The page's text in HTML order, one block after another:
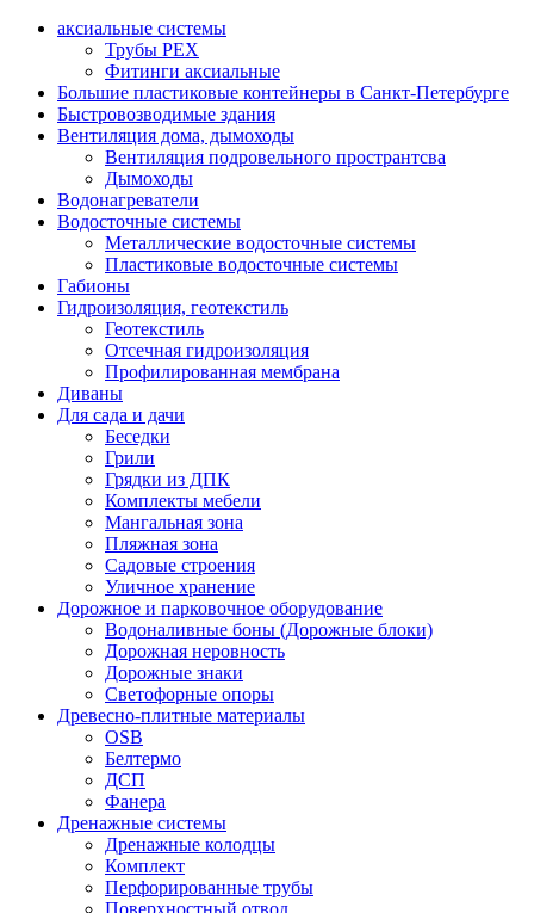
аксиальные системы
Трубы PEX
Фитинги аксиальные
Большие пластиковые контейнеры в Санкт-Петербурге
Быстровозводимые здания
Вентиляция дома, дымоходы
Вентиляция подровельного пространтсва
Дымоходы
Водонагреватели
Водосточные системы
Металлические водосточные системы
Пластиковые водосточные системы
Габионы
Гидроизоляция, геотекстиль
Геотекстиль
Отсечная гидроизоляция
Профилированная мембрана
Диваны
Для сада и дачи
Беседки
Грили
Грядки из ДПК
Комплекты мебели
Мангальная зона
Пляжная зона
Садовые строения
Уличное хранение
Дорожное и парковочное оборудование
Водоналивные боны (Дорожные блоки)
Дорожная неровность
Дорожные знаки
Светофорные опоры
Древесно-плитные материалы
OSB
Белтермо
ДСП
Фанера
Дренажные системы
Дренажные колодцы
Комплект
Перфорированные трубы